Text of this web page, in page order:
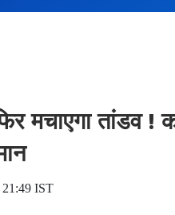
मचाएगा तांडव
IST